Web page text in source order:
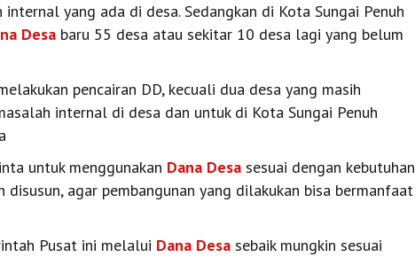
yang ada di desa. Sedangkan di Kota Sungai Penuh
Desa baru 55 desa atau sekitar 10 desa lagi yang belum
pencairan DD, kecuali dua desa yang masih
internal di desa dan untuk di Kota Sungai Penuh
untuk menggunakan Dana Desa sesuai dengan kebutuhan
disusun, agar pembangunan yang dilakukan bisa bermanfaat
Pusat ini melalui Dana Desa sebaik mungkin sesuai